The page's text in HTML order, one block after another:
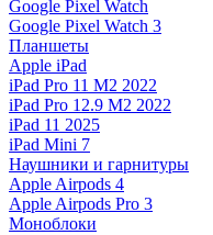
Google Pixel Watch
Google Pixel Watch 3
Планшеты
Apple iPad
iPad Pro 11 M2 2022
iPad Pro 12.9 M2 2022
iPad 11 2025
iPad Mini 7
Наушники и гарнитуры
Apple Airpods 4
Apple Airpods Pro 3
Моноблоки